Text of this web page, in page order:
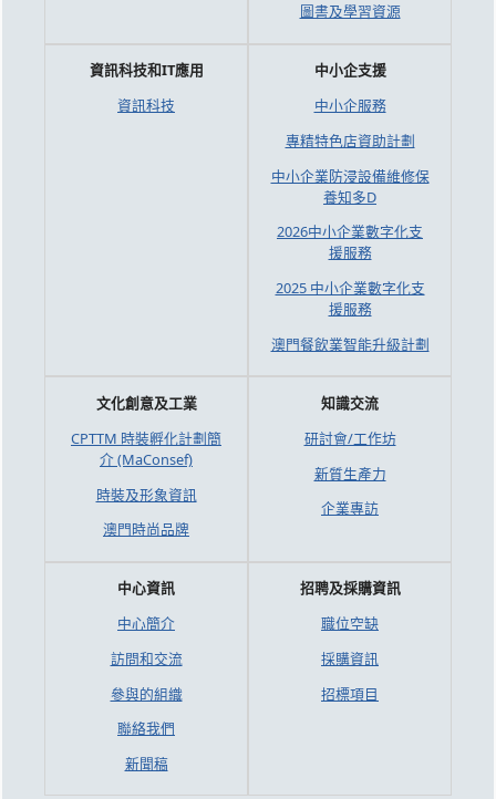
圖書及學習資源
資訊科技和IT應用
資訊科技
中小企支援
中小企服務
專精特色店資助計劃
中小企業防浸設備維修保
養知多D
2026中小企業數字化支
援服務
2025 中小企業數字化支
援服務
澳門餐飲業智能升級計劃
文化創意及工業
CPTTM 時裝孵化計劃簡
介 (MaConsef)
時裝及形象資訊
澳門時尚品牌
知識交流
研討會/工作坊
新質生產力
企業專訪
中心資訊
中心簡介
訪問和交流
參與的組織
聯絡我們
新聞稿
招聘及採購資訊
職位空缺
採購資訊
招標項目